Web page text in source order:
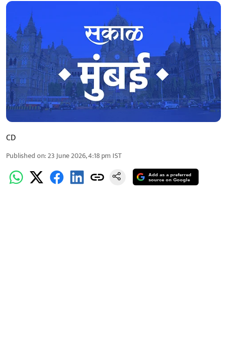
CD
Published on:23 June 2026, 4:18 pm IST
Add as a preferred
source on Google